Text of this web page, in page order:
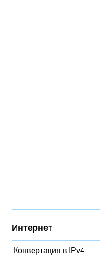
Интернет
Конвертация в IPv4